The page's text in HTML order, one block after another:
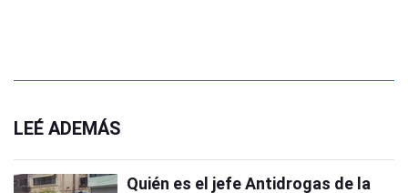
LEÉ ADEMÁS
Quién es el jefe Antidrogas de la